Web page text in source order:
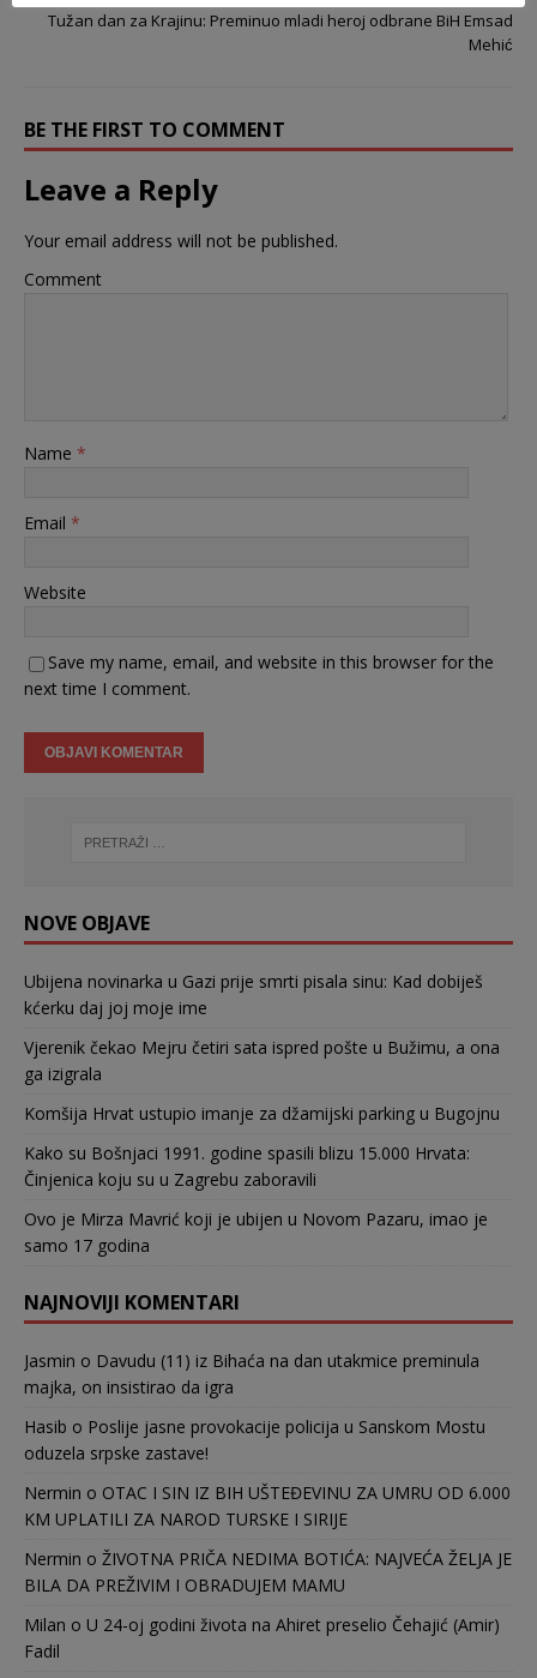
Tužan dan za Krajinu: Preminuo mladi heroj odbrane BiH Emsad
Mehić
BE THE FIRST TO COMMENT
Leave a Reply
Your email address will not be published.
Comment
Name *
Email *
Website
Save my name, email, and website in this browser for the
next time I comment.
NOVE OBJAVE
Ubijena novinarka u Gazi prije smrti pisala sinu: Kad dobiješ
kćerku daj joj moje ime
Vjerenik čekao Mejru četiri sata ispred pošte u Bužimu, a ona
ga izigrala
Komšija Hrvat ustupio imanje za džamijski parking u Bugojnu
Kako su Bošnjaci 1991. godine spasili blizu 15.000 Hrvata:
Činjenica koju su u Zagrebu zaboravili
Ovo je Mirza Mavrić koji je ubijen u Novom Pazaru, imao je
samo 17 godina
NAJNOVIJI KOMENTARI
Jasmin o Davudu (11) iz Bihaća na dan utakmice preminula
majka, on insistirao da igra
Hasib o Poslije jasne provokacije policija u Sanskom Mostu
oduzela srpske zastave!
Nermin o OTAC I SIN IZ BIH UŠTEĐEVINU ZA UMRU OD 6.000
KM UPLATILI ZA NAROD TURSKE I SIRIJE
Nermin o ŽIVOTNA PRIČA NEDIMA BOTIĆA: NAJVEĆA ŽELJA JE
BILA DA PREŽIVIM I OBRADUJEM MAMU
Milan o U 24-oj godini života na Ahiret preselio Čehajić (Amir)
Fadil